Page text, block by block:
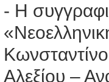
- Η
Αλεξίου –